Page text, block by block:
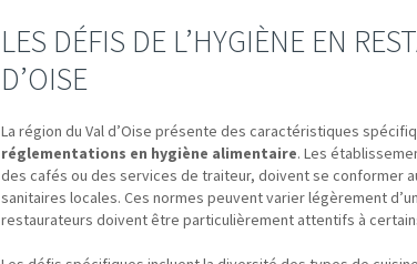
LES DÉFIS DE L’HYGIÈNE EN
D’OISE
La région du Val d’Oise présente des caractéristiques
réglementations en hygiène alimentaire. Les
des cafés ou des services de traiteur, doivent se conformer
sanitaires locales. Ces normes peuvent varier légèrement
restaurateurs doivent être particulièrement attentifs à